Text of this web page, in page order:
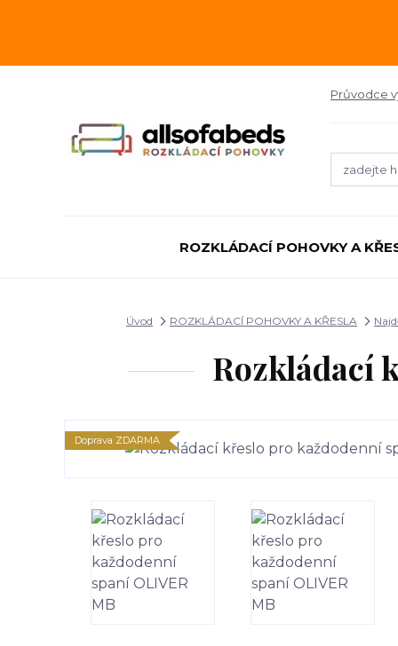
Průvodce
ROZKLÁDACÍ POHOVKY A
Úvod ROZKLÁDACÍ POHOVKY A KŘESLA
Rozkládací
Doprava ZDARMA